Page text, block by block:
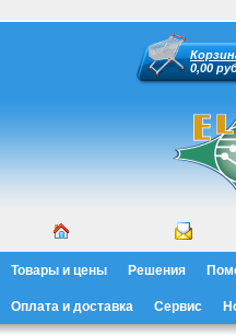
0,00
Товары и цены Решения
Оплата и доставка Сервис